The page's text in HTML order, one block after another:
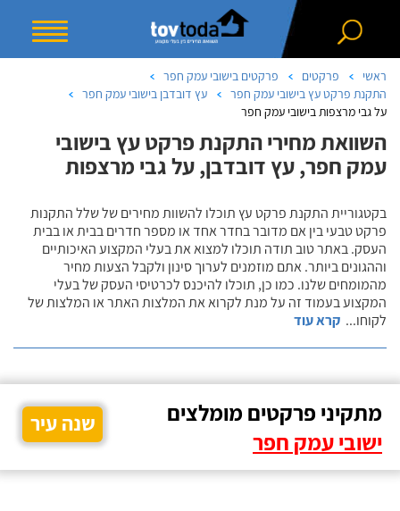
ראשי פרקטים
פרקטים בישובי עמק חפר
התקנת פרקט עץ בישובי עמק חפר
עץ דובדבן בישובי עמק חפר
על גבי מרצפות בישובי עמק חפר
השוואת מחירי התקנת פרקט עץ בישובי
עמק חפר, עץ דובדבן, על גבי מרצפות
בקטגוריית התקנת פרקט עץ תוכלו להשוות מחירים של שלל התקנות
פרקט טבעי בין אם מדובר בחדר אחד או מספר חדרים בבית או בבית
העסק. באתר טוב תודה תוכלו למצוא את בעלי המקצוע האיכותיים
וההגונים ביותר. אתם מוזמנים לערוך סינון ולקבל הצעות מחיר
מהמומחים שלנו. כמו כן, תוכלו להיכנס לכרטיסי העסק של בעלי
המקצוע בעמוד זה על מנת לקרוא את המלצות האתר או המלצות של
לקוחו... קרא עוד
מתקיני פרקטים מומלצים
ישובי עמק חפר
שנה עיר